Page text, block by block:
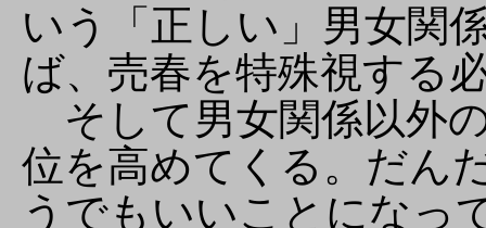
いう「正しい」男女関
ば、売春を特殊視する
そして男女関係以外
位を高めてくる。だん
うでもいいことになっ